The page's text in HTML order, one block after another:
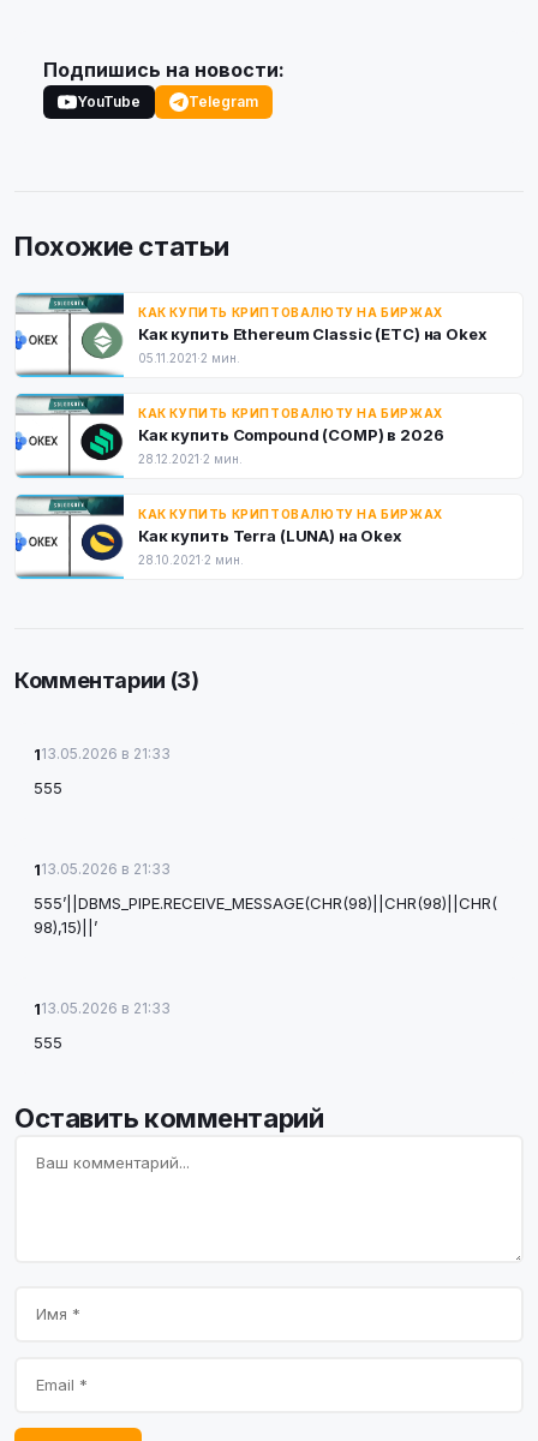
Подпишись на новости:
YouTube Telegram
Похожие статьи
КАК КУПИТЬ КРИПТОВАЛЮТУ НА БИРЖАХ
Как купить Ethereum Classic (ETC) на Okex
05.11.2021·2 мин.
КАК КУПИТЬ КРИПТОВАЛЮТУ НА БИРЖАХ
Как купить Compound (COMP) в 2026
28.12.2021·2 мин.
КАК КУПИТЬ КРИПТОВАЛЮТУ НА БИРЖАХ
Как купить Terra (LUNA) на Okex
28.10.2021·2 мин.
Комментарии (3)
113.05.2026 в 21:33
555
113.05.2026 в 21:33
555’||DBMS_PIPE.RECEIVE_MESSAGE(CHR(98)||CHR(98)||CHR(
98),15)||’
113.05.2026 в 21:33
555
Оставить комментарий